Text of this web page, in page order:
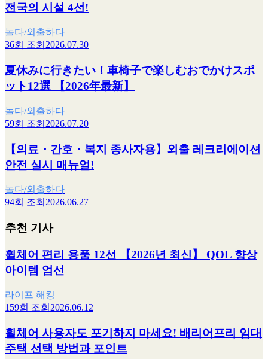
전국의 시설 4선!
놀다/외출하다
36회 조회 2026.07.30
夏休みに行きたい！車椅子で楽しむおでかけスポ
ット12選 【2026年最新】
놀다/외출하다
59회 조회 2026.07.20
【의료・간호・복지 종사자용】외출 레크리에이션
안전 실시 매뉴얼!
놀다/외출하다
94회 조회 2026.06.27
추천 기사
휠체어 편리 용품 12선 【2026년 최신】 QOL 향상
아이템 엄선
라이프 해킹
159회 조회 2026.06.12
휠체어 사용자도 포기하지 마세요! 배리어프리 임대
주택 선택 방법과 포인트